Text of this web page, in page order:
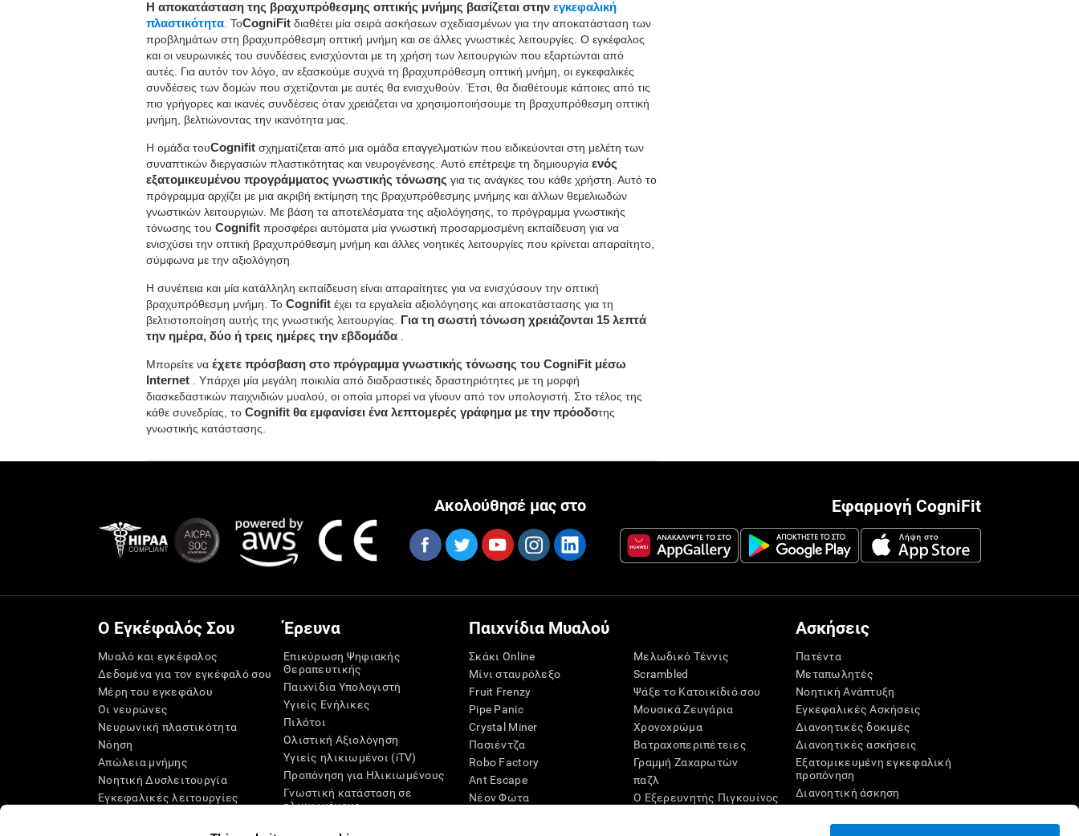
Η αποκατάσταση της βραχυπρόθεσμης οπτικής μνήμης βασίζεται στην εγκεφαλική
πλαστικότητα . ΤοCogniFit διαθέτει μία σειρά ασκήσεων σχεδιασμένων για την αποκατάσταση των
προβλημάτων στη βραχυπρόθεσμη οπτική μνήμη και σε άλλες γνωστικές λειτουργίες. Ο εγκέφαλος
και οι νευρωνικές του συνδέσεις ενισχύονται με τη χρήση των λειτουργιών που εξαρτώνται από
αυτές. Για αυτόν τον λόγο, αν εξασκούμε συχνά τη βραχυπρόθεσμη οπτική μνήμη, οι εγκεφαλικές
συνδέσεις των δομών που σχετίζονται με αυτές θα ενισχυθούν. Έτσι, θα διαθέτουμε κάποιες από τις
πιο γρήγορες και ικανές συνδέσεις όταν χρειάζεται να χρησιμοποιήσουμε τη βραχυπρόθεσμη οπτική
μνήμη, βελτιώνοντας την ικανότητα μας.
Η ομάδα τουCognifit σχηματίζεται από μια ομάδα επαγγελματιών που ειδικεύονται στη μελέτη των
συναπτικών διεργασιών πλαστικότητας και νευρογένεσης. Αυτό επέτρεψε τη δημιουργία ενός
εξατομικευμένου προγράμματος γνωστικής τόνωσης για τις ανάγκες του κάθε χρήστη. Αυτό το
πρόγραμμα αρχίζει με μια ακριβή εκτίμηση της βραχυπρόθεσμης μνήμης και άλλων θεμελιωδών
γνωστικών λειτουργιών. Με βάση τα αποτελέσματα της αξιολόγησης, το πρόγραμμα γνωστικής
τόνωσης του Cognifit προσφέρει αυτόματα μία γνωστική προσαρμοσμένη εκπαίδευση για να
ενισχύσει την οπτική βραχυπρόθεσμη μνήμη και άλλες νοητικές λειτουργίες που κρίνεται απαραίτητο,
σύμφωνα με την αξιολόγηση
Η συνέπεια και μία κατάλληλη εκπαίδευση είναι απαραίτητες για να ενισχύσουν την οπτική
βραχυπρόθεσμη μνήμη. Το Cognifit έχει τα εργαλεία αξιολόγησης και αποκατάστασης για τη
βελτιστοποίηση αυτής της γνωστικής λειτουργίας.
Για τη σωστή τόνωση χρειάζονται 15 λεπτά
την ημέρα, δύο ή τρεις ημέρες την εβδομάδα
Μπορείτε να έχετε πρόσβαση στο πρόγραμμα γνωστικής τόνωσης του CogniFit μέσω
Internet
. Υπάρχει μία μεγάλη ποικιλία από διαδραστικές δραστηριότητες με τη μορφή
διασκεδαστικών παιχνιδιών μυαλού, οι οποία μπορεί να γίνουν από τον υπολογιστή. Στο τέλος της
κάθε συνεδρίας, το Cognifit θα εμφανίσει ένα λεπτομερές γράφημα με την πρόοδοτης
γνωστικής κατάστασης.
Εφαρμογή CogniFit
Ακολούθησέ μας στο
Ο Εγκέφαλός Σου
Μυαλό και εγκέφαλος
Δεδομένα για τον εγκέφαλό σου
Μέρη του εγκεφάλου
Οι νευρώνες
Νευρωνική πλαστικότητα
Νόηση
Απώλεια μνήμης
Νοητική Δυσλειτουργία
Εγκεφαλικές λειτουργίες
Έρευνα
Επικύρωση Ψηφιακής
Θεραπευτικής
Παιχνίδια Υπολογιστή
Υγιείς Ενήλικες
Πιλότοι
Ολιστική Αξιολόγηση
Υγιείς ηλικιωμένοι (iTV)
Προπόνηση για Ηλικιωμένους
Γνωστική κατάσταση σε
ηλικιωμένους
Παιχνίδια Μυαλού
Σκάκι Online
Μίνι σταυρόλεξο
Fruit Frenzy
Pipe Panic
Crystal Miner
Πασιέντζα
Robo Factory
Ant Escape
Νέον Φώτα
Μελωδικό Τέννις
Scrambled
Ψάξε το Κατοικίδιό σου
Μουσικά Ζευγάρια
Χρονοχρώμα
Βατραχοπεριπέτειες
Γραμμή Ζαχαρωτών
παζλ
Ο Εξερευνητής Πιγκουίνος
Ασκήσεις
Πατέντα
Μεταπωλητές
Νοητική Ανάπτυξη
Εγκεφαλικές Ασκήσεις
Διανοητικές δοκιμές
Διανοητικές ασκήσεις
Εξατομικευμένη εγκεφαλική
προπόνηση
Διανοητική άσκηση
μαθηματικών